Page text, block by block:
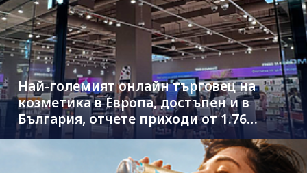
Най-големият онлайн търговец на
козметика в Европа, достъпен и в
България, отчете приходи от 1.76
млрд. евро